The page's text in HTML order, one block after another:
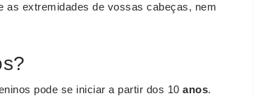
as extremidades de vossas cabeças, nem
pode se iniciar a partir dos 10 anos.